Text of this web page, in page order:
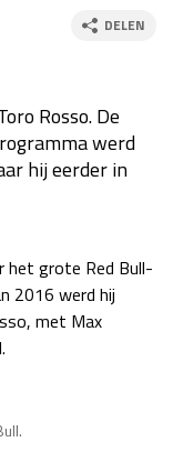
06 - 08 nov
za 19:00 - 20:00
zo 18:00 - 20:00
20 - 22 nov
DELEN
Rosso. De
werd
hij eerder in
het grote Red Bull-
2016 werd hij
met Max